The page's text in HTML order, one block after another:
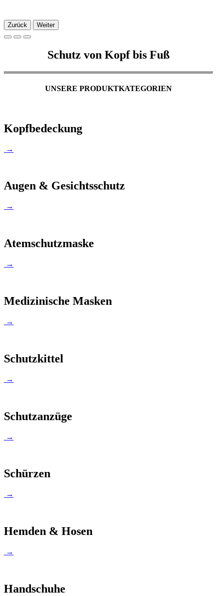
Zurück Weiter
Schutz von Kopf bis Fuß
UNSERE PRODUKTKATEGORIEN
Kopfbedeckung
→
Augen & Gesichtsschutz
→
Atemschutzmaske
→
Medizinische Masken
→
Schutzkittel
→
Schutzanzüge
→
Schürzen
→
Hemden & Hosen
→
Handschuhe